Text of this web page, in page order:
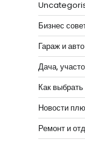
Бизнес
Гараж и авто
Дача,
Как
Новости
Ремонт и